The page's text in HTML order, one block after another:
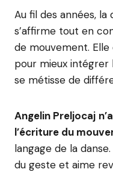
Au fil des années,
s’affirme tout en
de mouvement.
pour mieux
se métisse de
Angelin Preljocaj
l’écriture du
langage de la
du geste et aime